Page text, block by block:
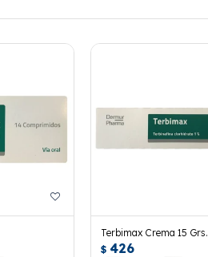
Terbimax Crema 15 Grs.
$ 426